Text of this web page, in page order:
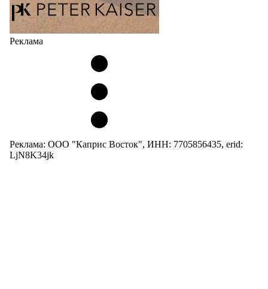
Реклама
Реклама: ООО "Каприс Восток", ИНН: 7705856435, erid:
LjN8K34jk